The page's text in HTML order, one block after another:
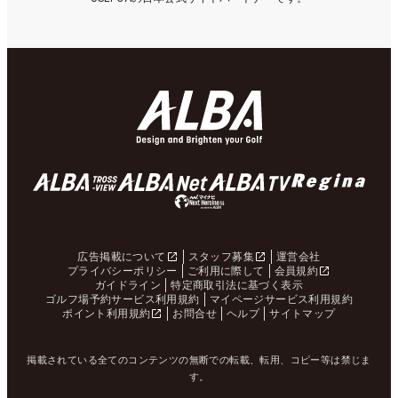
広告掲載について スタッフ募集
運営会社
プライバシーポリシー
ご利用に際して
会員規約
ガイドライン
特定商取引法に基づく表示
ゴルフ場予約サービス利用規約
マイページサービス利用規約
ポイント利用規約
お問合せ ヘルプ サイトマップ
掲載されている全てのコンテンツの無断での転載、転用、コピー等は禁じま
す。